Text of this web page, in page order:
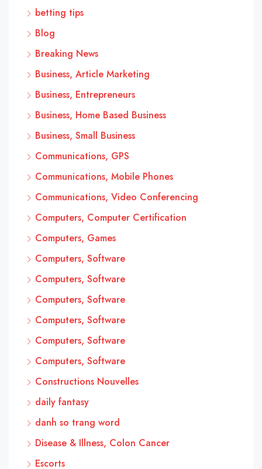
betting tips
Blog
Breaking News
Business, Article Marketing
Business, Entrepreneurs
Business, Home Based Business
Business, Small Business
Communications, GPS
Communications, Mobile Phones
Communications, Video Conferencing
Computers, Computer Certification
Computers, Games
Computers, Software
Computers, Software
Computers, Software
Computers, Software
Computers, Software
Computers, Software
Constructions Nouvelles
daily fantasy
danh so trang word
Disease & Illness, Colon Cancer
Escorts